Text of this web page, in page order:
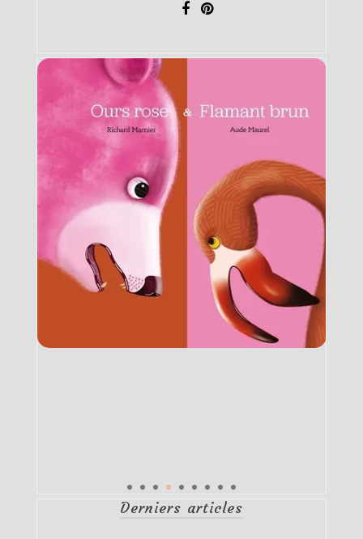
Derniers articles